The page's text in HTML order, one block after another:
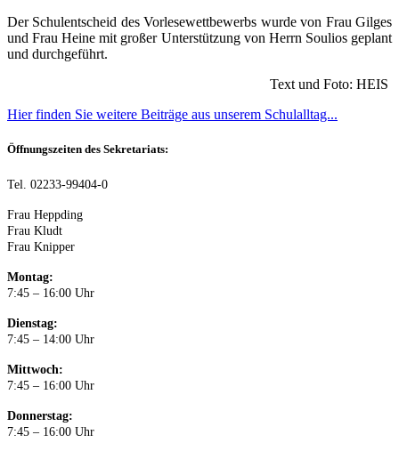
Der Schulentscheid des Vorlesewettbewerbs wurde von Frau Gilges
und Frau Heine mit großer Unterstützung von Herrn Soulios geplant
und durchgeführt.
Text und Foto: HEIS
Hier finden Sie weitere Beiträge aus unserem Schulalltag...
Öffnungszeiten des Sekretariats:
Tel. 02233-99404-0
Frau Heppding
Frau Kludt
Frau Knipper
Montag:
7:45 – 16:00 Uhr
Dienstag:
7:45 – 14:00 Uhr
Mittwoch:
7:45 – 16:00 Uhr
Donnerstag:
7:45 – 16:00 Uhr